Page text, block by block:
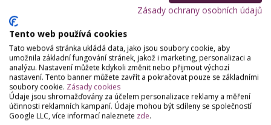
Beauty Mix
Lublaňská 3/63, Praha
Kosmetický salon s kompletními službami!
Pracujeme pouze s kvalitními prémiovými značkami.
Milujeme svou práci a inspirujeme se naším
podnikáním,…
Zásady ochrany osobních údajů
Tento web používá cookies
Tato webová stránka ukládá data, jako jsou soubory cookie, aby
umožnila základní fungování stránek, jakož i marketing, personalizaci a
analýzu. Nastavení můžete kdykoli změnit nebo přijmout výchozí
nastavení. Tento banner můžete zavřít a pokračovat pouze se základními
soubory cookie. Zásady cookies
Údaje jsou shromažďovány za účelem personalizace reklamy a měření
účinnosti reklamních kampaní. Údaje mohou být sdíleny se společností
Google LLC, více informací naleznete zde.